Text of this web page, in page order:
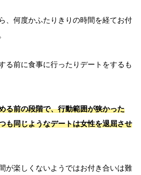
、何度かふたりきりの時間を経てお付
る前に食事に行ったりデートをするも
る前の段階で、行動範囲が狭かった
も同じようなデートは女性を退屈させ
が楽しくないようではお付き合いは難